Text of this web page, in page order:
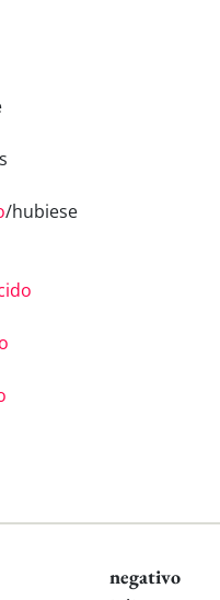
/hubiese
negativo